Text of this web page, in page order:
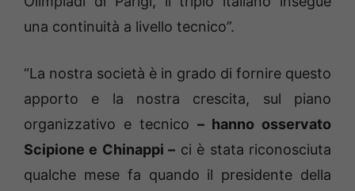
una continuità a livello tecnico”.
“La nostra società è in grado di fornire questo
apporto e la nostra crescita, sul piano
organizzativo e tecnico – hanno osservato
Scipione e Chinappi – ci è stata riconosciuta
qualche mese fa quando il presidente della